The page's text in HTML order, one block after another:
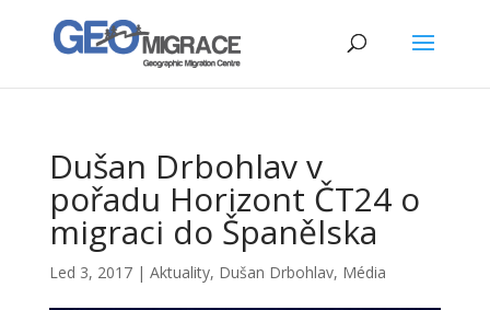
Dušan Drbohlav v
pořadu Horizont ČT24 o
migraci do Španělska
Led 3, 2017| Aktuality, Dušan Drbohlav, Média